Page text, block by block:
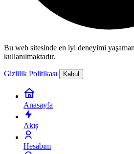
Bu web sitesinde en iyi deneyimi
kullanılmaktadır.
Gizlilik Politikası Kabul
Anasayfa
Akış
Hesabım